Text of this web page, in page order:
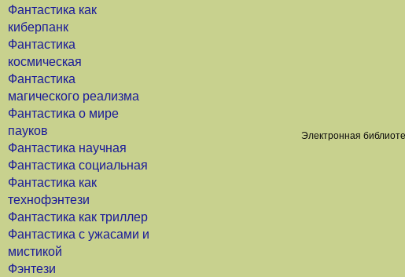
Фантастика как
киберпанк
Фантастика
космическая
Фантастика
магического реализма
Фантастика о мире
пауков
Фантастика научная
Фантастика социальная
Фантастика как
технофэнтези
Фантастика как триллер
Фантастика с ужасами и
мистикой
Фэнтези
Электронная